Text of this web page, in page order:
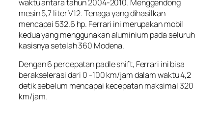
waktu antara tahun 2004-2010. Menggendong
mesin 5,7 liter V12. Tenaga yang dihasilkan
mencapai 532.6 hp. Ferrari ini merupakan mobil
kedua yang menggunakan aluminium pada seluruh
kasisnya setelah 360 Modena.
Dengan 6 percepatan padle shift, Ferrari ini bisa
berakselerasi dari 0 -100 km/jam dalam waktu 4,2
detik sebelum mencapai kecepatan maksimal 320
km/jam.